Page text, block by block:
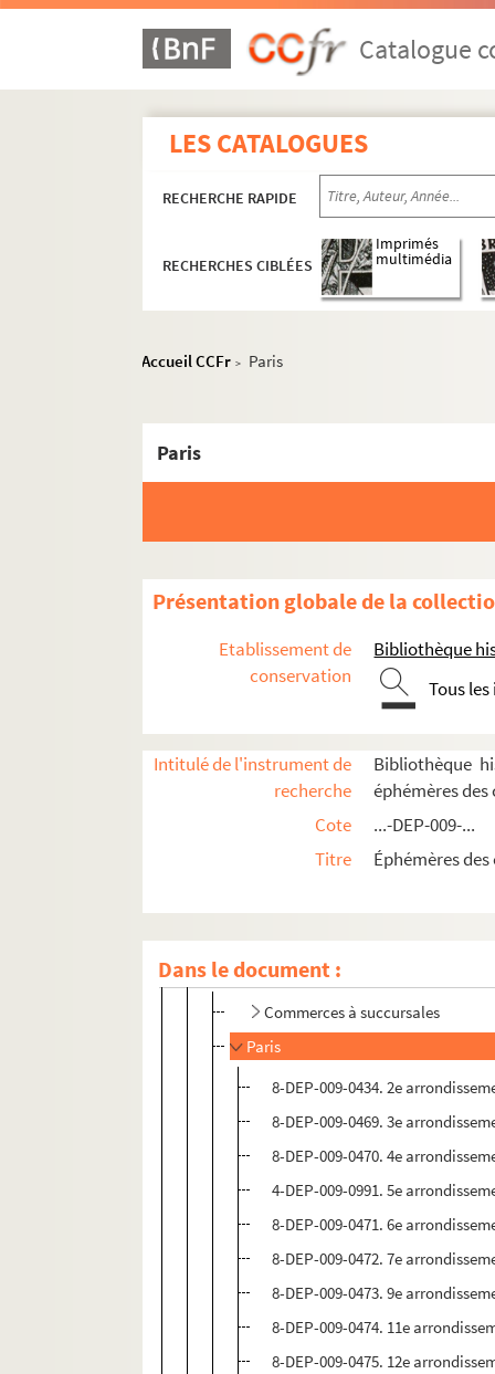
Catalogue
LES CATALOGUES
RECHERCHE RAPIDE
RECHERCHES CIBLÉES
Imprimés
multimédia
Accueil CCFr > Paris
Paris
Présentation globale de la
Etablissement de
conservation
Bibliothèque
Tous
Intitulé de l'instrument de
recherche
Bibliothèque
éphémères
Cote
...-DEP-009-...
Titre
Éphémères
Dans le document :
Commerces de Paris et d'Ile-de-France
Boulangeries
Commerces à succursales
Paris
8-DEP-009-0434. 2e
8-DEP-009-0469. 3e
8-DEP-009-0470. 4e
4-DEP-009-0991. 5e
8-DEP-009-0471. 6e
8-DEP-009-0472. 7e
8-DEP-009-0473. 9e
8-DEP-009-0474. 11e
8-DEP-009-0475. 12e